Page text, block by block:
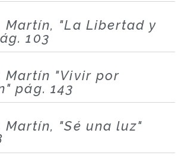
Martín, "La Libertad y
103
Martín "Vivir por
pág. 143
Martín, "Sé una luz"